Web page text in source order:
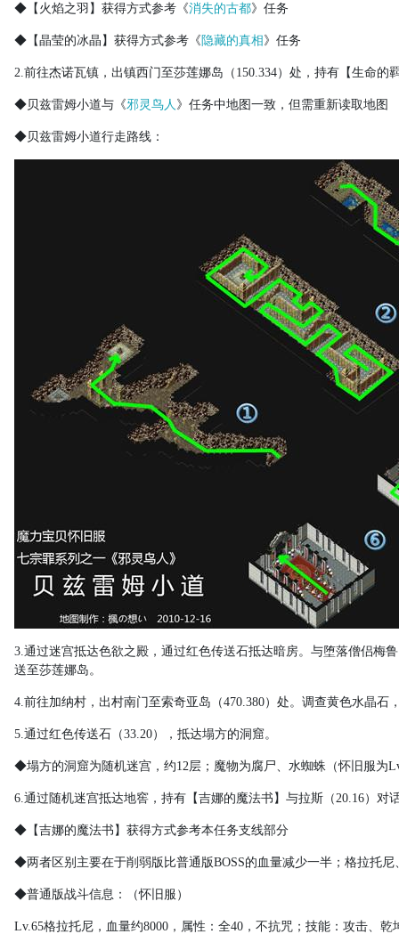
◆【火焰之羽】获得方式参考《消失的古都》任务
◆【晶莹的冰晶】获得方式参考《 隐藏的真相 》任务
2.前往杰诺瓦镇，出镇西门至莎莲娜岛（ 150.334）处，持有【生命的
◆贝兹雷姆小道与《邪灵鸟人 》任务中地图一致，但需重新读取地图
◆贝兹雷姆小道行走路线：
3.通过迷宫抵达色欲之殿，通过红色传送石抵达暗房。与堕落僧侣梅
送至莎莲娜岛。
4.前往加纳村，出村南门至索奇亚岛（470.380）处。调查黄色水晶石
5.通过红色传送石（33.20），抵达塌方的洞窟。
◆塌方的洞窟为随机迷宫，约12层；魔物为腐尸、水蜘蛛（怀旧服为
6.通过随机迷宫抵达地窖，持有【吉娜的魔法书】与拉斯（20.16）对
◆【吉娜的魔法书】获得方式参考本任务支线部分
◆两者区别主要在于削弱版比普通版BOSS的血量减少一半；格拉托
◆普通版战斗信息：（怀旧服）
Lv.65格拉托尼，血量约8000 ，属性：全40 ，不抗咒；技能：攻击、